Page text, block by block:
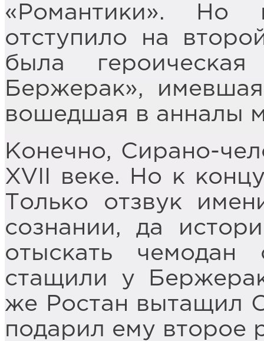
«Романтики». Но
отступило на
была
Бержерак»,
вошедшая в анналы
Конечно, Сирано-
XVII веке. Но к
Только отзвук
сознании, да
отыскать чемодан
стащили у
же Ростан вытащил
подарил ему второе